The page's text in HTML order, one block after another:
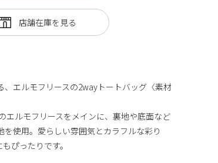
エルモフリースの2wayトートバッグ〈素材
エルモフリースをメインに、裏地や底面など
使用。愛らしい雰囲気とカラフルな彩り
ぴったりです。